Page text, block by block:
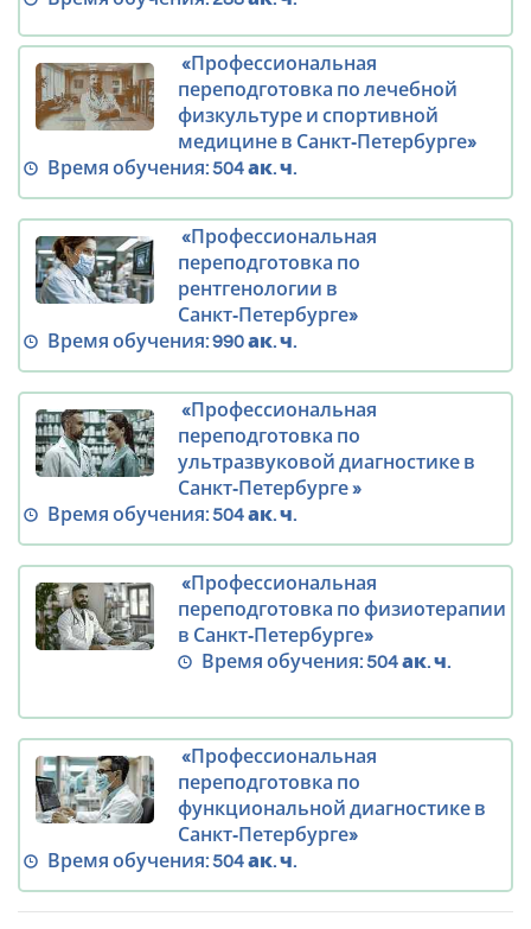
«Профессиональная
переподготовка по лечебной
физкультуре и спортивной
медицине в Санкт‑Петербурге»
Время обучения:504 ак. ч.
«Профессиональная
переподготовка по
рентгенологии в
Санкт‑Петербурге»
Время обучения:990 ак. ч.
«Профессиональная
переподготовка по
ультразвуковой диагностике в
Санкт‑Петербурге »
Время обучения:504 ак. ч.
«Профессиональная
переподготовка по физиотерапии
в Санкт‑Петербурге»
Время обучения:504 ак. ч.
«Профессиональная
переподготовка по
функциональной диагностике в
Санкт‑Петербурге»
Время обучения:504 ак. ч.